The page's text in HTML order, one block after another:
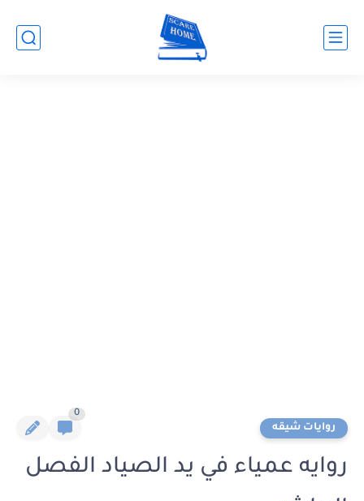
روايات شيقه
0
روايه عمياء في يد الصياد الفصل